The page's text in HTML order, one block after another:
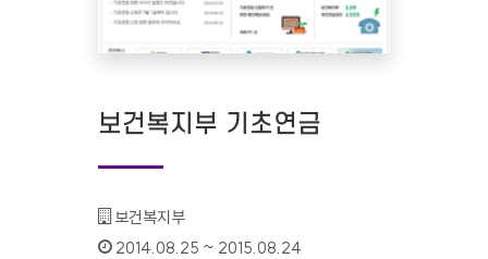
보건복지부 기초연금
기관명 :
보건복지부
인증기간 :
2014.08.25 ~ 2015.08.24